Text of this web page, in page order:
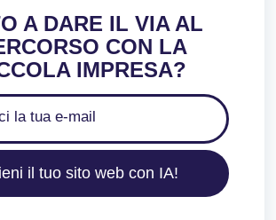
A DARE IL VIA AL
CON LA
IMPRESA?
il tuo sito web con IA!